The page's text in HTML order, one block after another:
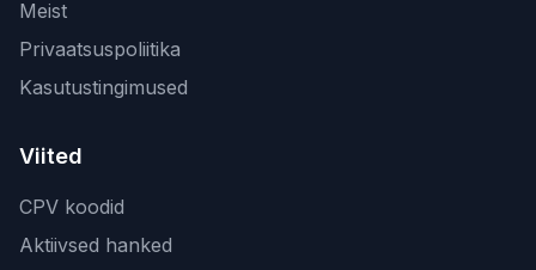
Meist
Privaatsuspoliitika
Kasutustingimused
Viited
CPV koodid
Aktiivsed hanked